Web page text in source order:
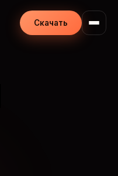
Скачать